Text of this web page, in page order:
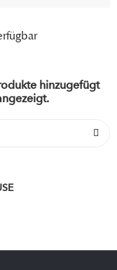
hinzugefügt